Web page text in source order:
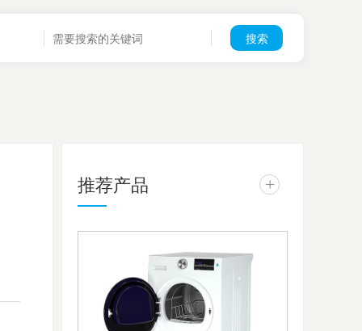
推荐产品 +